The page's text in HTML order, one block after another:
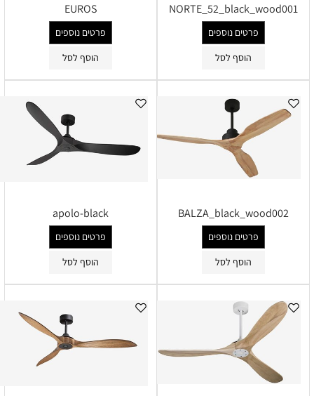
NORTE_52_black_wood001
פרטים נוספים
הוסף לסל
EUROS
פרטים נוספים
הוסף לסל
BALZA_black_wood002
פרטים נוספים
הוסף לסל
apolo-black
פרטים נוספים
הוסף לסל